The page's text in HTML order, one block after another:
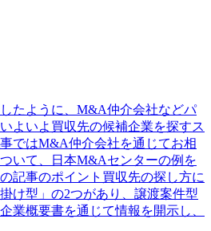
たように、M&A仲介会社などパ
よいよ買収先の候補企業を探すス
ではM&A仲介会社を通じてお相
いて、日本M&Aセンターの例を
記事のポイント買収先の探し方に
け型」の2つがあり、譲渡案件型
業概要書を通じて情報を開示し、